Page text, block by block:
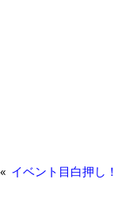
« イベント目白押し！